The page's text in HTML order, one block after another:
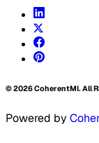
©2026CoherentMI. All
Powered by